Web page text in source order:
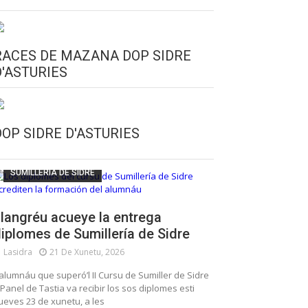
DE MAZANA DOP SIDRE
SIDRE D'ASTURIES
ESCUELA DE SUMILLERÍA DE LA SIDRE
SUMILLERÍA DE SIDRE
acueye la entrega
de Sumillería de Sidre
Lasidra 21 De Xunetu, 2026
que superó’l II Cursu de Sumiller de Sidre
de Tastia va recibir los sos diplomes esti
23 de xunetu, a les